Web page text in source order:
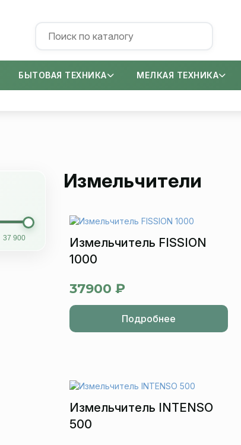
БЫТОВАЯ ТЕХНИКА МЕЛКАЯ ТЕХНИКА
37 900
Измельчители
Измельчитель FISSION
1000
37900 ₽
Подробнее
Измельчитель INTENSO
500